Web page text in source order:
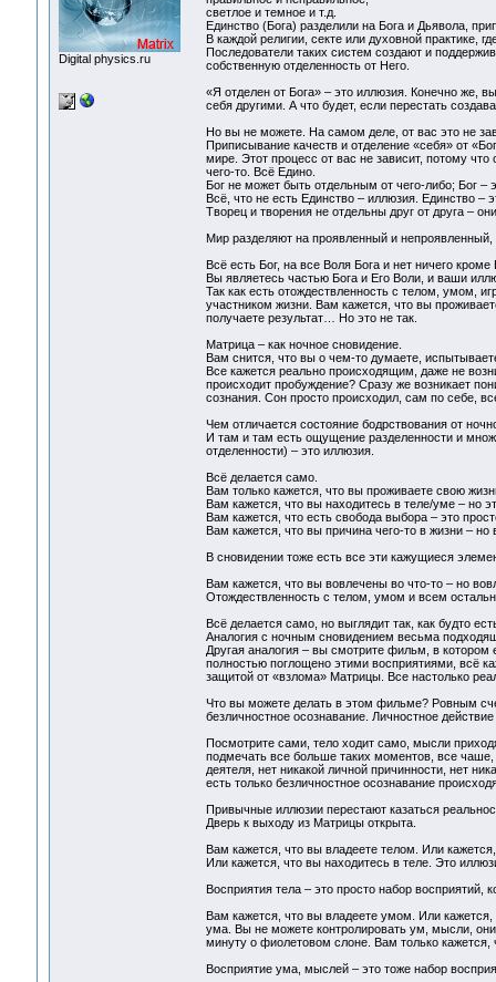
Digital physics.ru
светлое и темное и т.д.
Единство (Бога) разделили на Бога и Дьявола,
В каждой религии, секте или духовной практике,
Последователи таких систем создают и
собственную отделенность от Него.
«Я отделен от Бога» – это иллюзия. Конечно же,
себя другими. А что будет, если перестать
Но вы не можете. На самом деле, от вас это не
Приписывание качеств и отделение «себя» от
мире. Этот процесс от вас не зависит, потому
чего-то. Всё Едино.
Бог не может быть отдельным от чего-либо; Бог –
Всё, что не есть Единство – иллюзия. Единство –
Творец и творения не отдельны друг от друга –
Мир разделяют на проявленный и непроявленный,
Всё есть Бог, на все Воля Бога и нет ничего кроме
Вы являетесь частью Бога и Его Воли, и ваши
Так как есть отождествленность с телом, умом,
участником жизни. Вам кажется, что вы
получаете результат… Но это не так.
Матрица – как ночное сновидение.
Вам снится, что вы о чем-то думаете,
Все кажется реально происходящим, даже не
происходит пробуждение? Сразу же возникает
сознания. Сон просто происходил, сам по себе,
Чем отличается состояние бодрствования от
И там и там есть ощущение разделенности и
отделенности) – это иллюзия.
Всё делается само.
Вам только кажется, что вы проживаете свою
Вам кажется, что вы находитесь в теле/уме – но
Вам кажется, что есть свобода выбора – это
Вам кажется, что вы причина чего-то в жизни –
В сновидении тоже есть все эти кажущиеся
Вам кажется, что вы вовлечены во что-то – но
Отождествленность с телом, умом и всем
Всё делается само, но выглядит так, как будто
Аналогия с ночным сновидением весьма
Другая аналогия – вы смотрите фильм, в
полностью поглощено этими восприятиями, всё
защитой от «взлома» Матрицы. Все настолько
Что вы можете делать в этом фильме? Ровным
безличностное осознавание. Личностное
Посмотрите сами, тело ходит само, мысли
подмечать все больше таких моментов, все
деятеля, нет никакой личной причинности, нет
есть только безличностное осознавание
Привычные иллюзии перестают казаться
Дверь к выходу из Матрицы открыта.
Вам кажется, что вы владеете телом. Или
Или кажется, что вы находитесь в теле. Это
Восприятия тела – это просто набор
Вам кажется, что вы владеете умом. Или
ума. Вы не можете контролировать ум, мысли,
минуту о фиолетовом слоне. Вам только
Восприятие ума, мыслей – это тоже набор